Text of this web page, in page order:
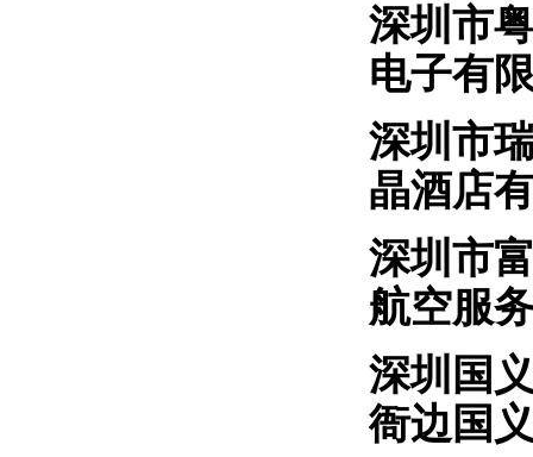
深圳
电子有
深圳
晶酒店
深圳
航空服
深圳
衙边国